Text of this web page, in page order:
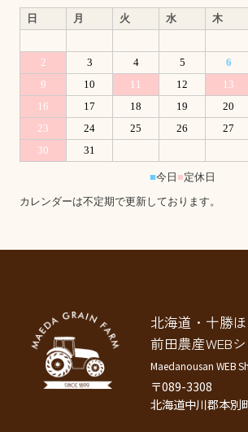
日 月 火 水 木
2
3 4 5 6
9
10 11 12 13
16
17 18 19 20
23
24 25 26 27
30
31
■今日 ■定休日
カレンダーは不定期で更新しております。
北海道・十勝
前田農産WEB
Maedanousan WEB
〒089-3308
北海道中川郡本別